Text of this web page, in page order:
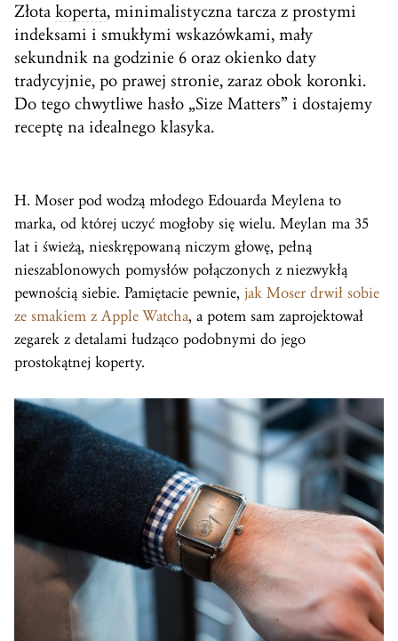
Złota koperta, minimalistyczna tarcza z prostymi
indeksami i smukłymi wskazówkami, mały
sekundnik na godzinie 6 oraz okienko daty
tradycyjnie, po prawej stronie, zaraz obok koronki.
Do tego chwytliwe hasło „Size Matters” i dostajemy
receptę na idealnego klasyka.
H. Moser pod wodzą młodego Edouarda Meylena to
marka, od której uczyć mogłoby się wielu. Meylan ma 35
lat i świeżą, nieskrępowaną niczym głowę, pełną
nieszablonowych pomysłów połączonych z niezwykłą
pewnością siebie. Pamiętacie pewnie, jak Moser drwił sobie
ze smakiem z Apple Watcha, a potem sam zaprojektował
zegarek z detalami łudząco podobnymi do jego
prostokątnej koperty.